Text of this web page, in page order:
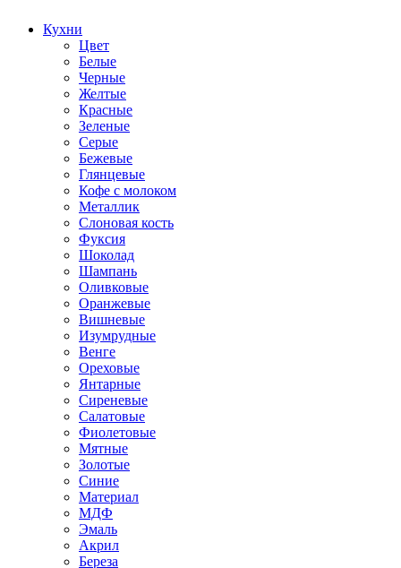
Кухни
Цвет
Белые
Черные
Желтые
Красные
Зеленые
Серые
Бежевые
Глянцевые
Кофе с молоком
Металлик
Слоновая кость
Фуксия
Шоколад
Шампань
Оливковые
Оранжевые
Вишневые
Изумрудные
Венге
Ореховые
Янтарные
Сиреневые
Салатовые
Фиолетовые
Мятные
Золотые
Синие
Материал
МДФ
Эмаль
Акрил
Береза